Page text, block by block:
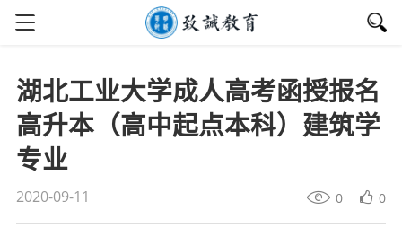
湖北工业大学成人高考函授报名
高升本（高中起点本科）建筑学
专业
2020-09-11 0 0